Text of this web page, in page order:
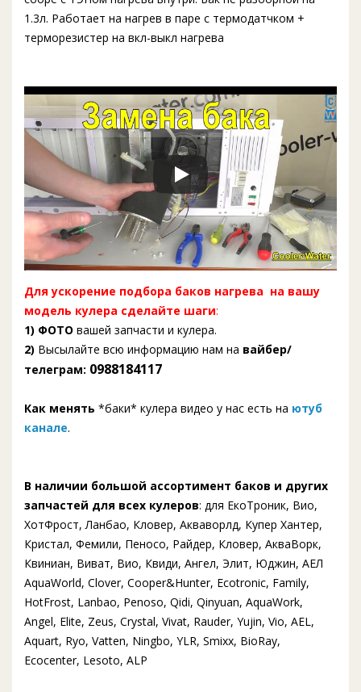
1.3л. Работает на нагрев в паре с термодатчком +
терморезистер на вкл-выкл нагрева
Для ускорение подбора баков нагрева на вашу
модель кулера сделайте шаги:
1) ФОТО вашей запчасти и кулера.
2) Высылайте всю информацию нам на вайбер/
телеграм: 0988184117
Как менять *баки* кулера видео у нас есть на ютуб
канале.
В наличии большой ассортимент баков и других
запчастей для всех кулеров: для ЕкоТроник, Вио,
ХотФрост, Ланбао, Кловер, Акваворлд, Купер Хантер,
Кристал, Фемили, Пеносо, Райдер, Кловер, АкваВорк,
Квиниан, Виват, Вио, Квиди, Ангел, Элит, Юджин, АЕЛ
AquaWorld, Clover, Cooper&Hunter, Ecotronic, Family,
HotFrost, Lanbao, Penoso, Qidi, Qinyuan, AquaWork,
Angel, Elite, Zeus, Crystal, Vivat, Rauder, Yujin, Vio, AEL,
Aquart, Ryo, Vatten, Ningbo, YLR, Smixx, BioRay,
Ecocenter, Lesoto, ALP